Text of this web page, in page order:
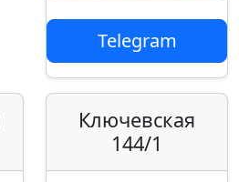
Telegram
Ключевская
144/1